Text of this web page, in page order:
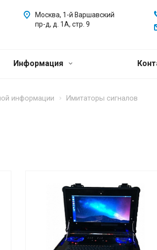
Москва, 1-й Варшавский
пр-д, д. 1А, стр. 9
Информация
информации Имитаторы сигналов